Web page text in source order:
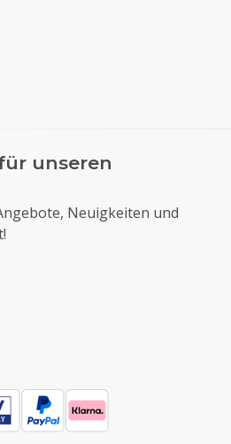
unseren
Neuigkeiten und